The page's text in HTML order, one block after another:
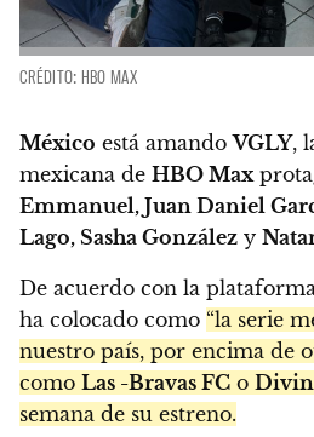
CRÉDITO: HBO MAX
México está amandoVGLY,
mexicana de HBO Max
Emmanuel, Juan Daniel
Lago, Sasha González y
De acuerdo con la plataforma
ha colocado como “la serie
nuestro país, por encima de
como Las -Bravas FC o
semana de su estreno.